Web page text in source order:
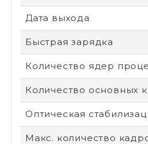
Дата выхода
Быстрая зарядка
Количество ядер
Количество основных
Оптическая
Макс. количество